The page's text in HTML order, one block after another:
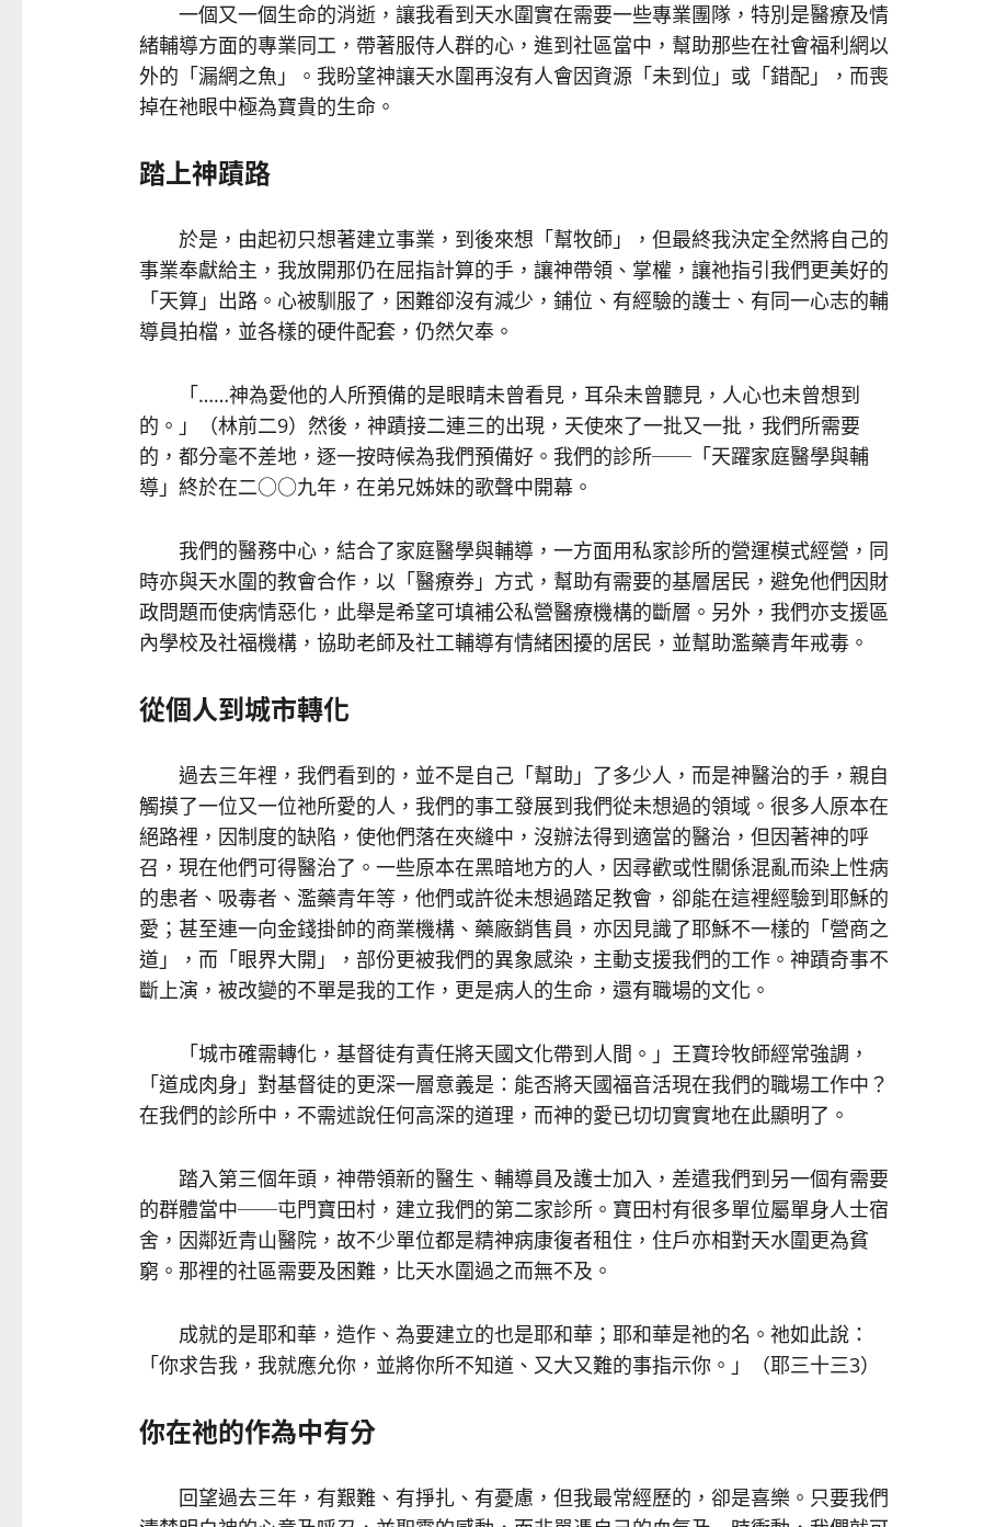
一個又一個生命的消逝，讓我看到天水圍實在需要一些專業團隊，特別是醫療及情
緒輔導方面的專業同工，帶著服侍人群的心，進到社區當中，幫助那些在社會福利網以
外的「漏網之魚」。我盼望神讓天水圍再沒有人會因資源「未到位」或「錯配」，而喪
掉在祂眼中極為寶貴的生命。
踏上神蹟路
於是，由起初只想著建立事業，到後來想「幫牧師」，但最終我決定全然將自己的
事業奉獻給主，我放開那仍在屈指計算的手，讓神帶領、掌權，讓祂指引我們更美好的
「天算」出路。心被馴服了，困難卻沒有減少，鋪位、有經驗的護士、有同一心志的輔
導員拍檔，並各樣的硬件配套，仍然欠奉。
「……神為愛他的人所預備的是眼睛未曾看見，耳朵未曾聽見，人心也未曾想到
的。」（林前二9）然後，神蹟接二連三的出現，天使來了一批又一批，我們所需要
的，都分毫不差地，逐一按時候為我們預備好。我們的診所──「天躍家庭醫學與輔
導」終於在二○○九年，在弟兄姊妹的歌聲中開幕。
我們的醫務中心，結合了家庭醫學與輔導，一方面用私家診所的營運模式經營，同
時亦與天水圍的教會合作，以「醫療券」方式，幫助有需要的基層居民，避免他們因財
政問題而使病情惡化，此舉是希望可填補公私營醫療機構的斷層。另外，我們亦支援區
內學校及社福機構，協助老師及社工輔導有情緒困擾的居民，並幫助濫藥青年戒毒。
從個人到城市轉化
過去三年裡，我們看到的，並不是自己「幫助」了多少人，而是神醫治的手，親自
觸摸了一位又一位祂所愛的人，我們的事工發展到我們從未想過的領域。很多人原本在
絕路裡，因制度的缺陷，使他們落在夾縫中，沒辦法得到適當的醫治，但因著神的呼
召，現在他們可得醫治了。一些原本在黑暗地方的人，因尋歡或性關係混亂而染上性病
的患者、吸毒者、濫藥青年等，他們或許從未想過踏足教會，卻能在這裡經驗到耶穌的
愛；甚至連一向金錢掛帥的商業機構、藥廠銷售員，亦因見識了耶穌不一樣的「營商之
道」，而「眼界大開」，部份更被我們的異象感染，主動支援我們的工作。神蹟奇事不
斷上演，被改變的不單是我的工作，更是病人的生命，還有職場的文化。
「城市確需轉化，基督徒有責任將天國文化帶到人間。」王寶玲牧師經常強調，
「道成肉身」對基督徒的更深一層意義是：能否將天國福音活現在我們的職場工作中？
在我們的診所中，不需述說任何高深的道理，而神的愛已切切實實地在此顯明了。
踏入第三個年頭，神帶領新的醫生、輔導員及護士加入，差遣我們到另一個有需要
的群體當中──屯門寶田村，建立我們的第二家診所。寶田村有很多單位屬單身人士宿
舍，因鄰近青山醫院，故不少單位都是精神病康復者租住，住戶亦相對天水圍更為貧
窮。那裡的社區需要及困難，比天水圍過之而無不及。
成就的是耶和華，造作、為要建立的也是耶和華；耶和華是祂的名。祂如此說：
「你求告我，我就應允你，並將你所不知道、又大又難的事指示你。」（耶三十三3）
你在祂的作為中有分
回望過去三年，有艱難、有掙扎、有憂慮，但我最常經歷的，卻是喜樂。只要我們